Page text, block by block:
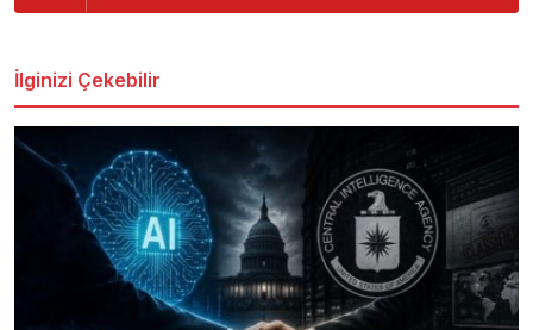
İlginizi Çekebilir